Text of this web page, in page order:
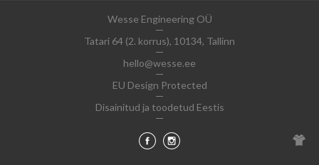
Wesse Engineering OÜ
Tatari 64 (2. korrus), 10134, Tallinn
hello@wesse.ee
EU Design Protected
Disainitud ja toodetud Eestis